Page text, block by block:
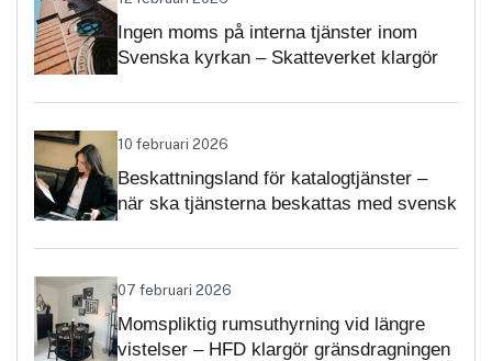
Ingen moms på interna tjänster inom
Svenska kyrkan – Skatteverket klargör
10 februari 2026
Beskattningsland för katalogtjänster –
när ska tjänsterna beskattas med svensk
07 februari 2026
Momspliktig rumsuthyrning vid längre
vistelser – HFD klargör gränsdragningen